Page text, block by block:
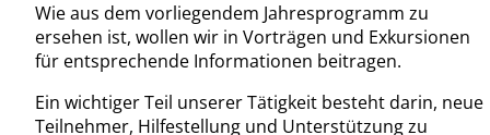
Wie aus dem vorliegendem Jahresprogramm zu
ersehen ist, wollen wir in Vorträgen und Exkursionen
für entsprechende Informationen beitragen.
Ein wichtiger Teil unserer Tätigkeit besteht darin, neue
Teilnehmer, Hilfestellung und Unterstützung zu